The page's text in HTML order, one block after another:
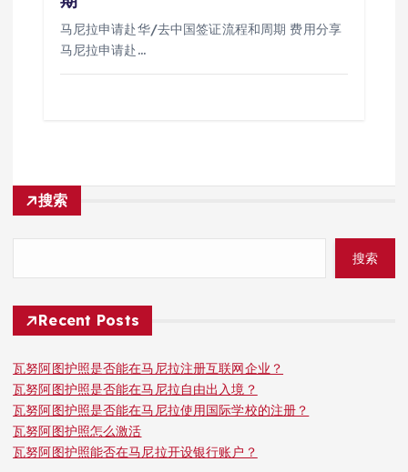
马尼拉申请赴华/去中国签证流程和周期 费用分享
马尼拉申请赴…
搜索
搜索
Recent Posts
瓦努阿图护照是否能在马尼拉注册互联网企业？
瓦努阿图护照是否能在马尼拉自由出入境？
瓦努阿图护照是否能在马尼拉使用国际学校的注册？
瓦努阿图护照怎么激活
瓦努阿图护照能否在马尼拉开设银行账户？